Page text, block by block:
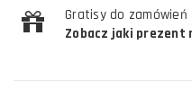
Gratisy do zamówień
Zobacz jaki prezent